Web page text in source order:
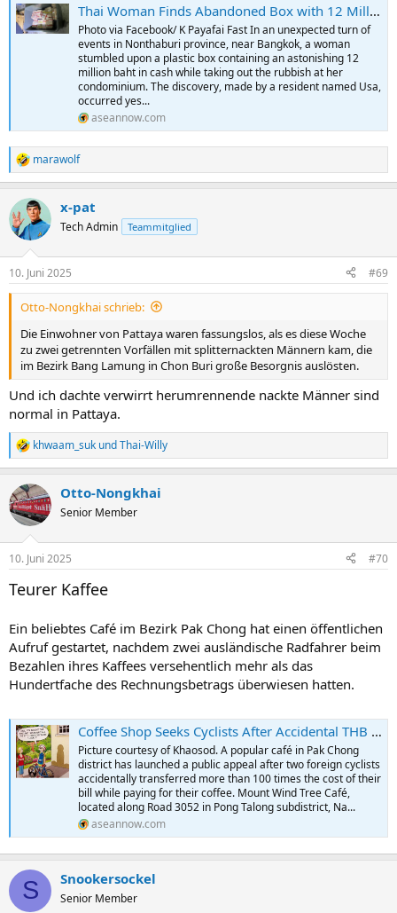
Thai Woman Finds Abandoned Box with 12 Million Baht in Condo Waste Area
Photo via Facebook/ K Payafai Fast In an unexpected turn of
events in Nonthaburi province, near Bangkok, a woman
stumbled upon a plastic box containing an astonishing 12
million baht in cash while taking out the rubbish at her
condominium. The discovery, made by a resident named Usa,
occurred yes...
aseannow.com
R
e
k
t
i
e
n
marawolf
x-pat
Tech Admin Teammitglied
10. Juni 2025 #69
Otto-Nongkhai schrieb:
Die Einwohner von Pattaya waren fassungslos, als es diese Woche
zu zwei getrennten Vorfällen mit splitternackten Männern kam, die
im Bezirk Bang Lamung in Chon Buri große Besorgnis auslösten.
Und ich dachte verwirrt herumrennende nackte Männer sind
normal in Pattaya.
R
e
k
t
i
e
khwaam_suk undThai-Willy
Otto-Nongkhai
Senior Member
10. Juni 2025 #70
Teurer Kaffee
Ein beliebtes Café im Bezirk Pak Chong hat einen öffentlichen
Aufruf gestartet, nachdem zwei ausländische Radfahrer beim
Bezahlen ihres Kaffees versehentlich mehr als das
Hundertfache des Rechnungsbetrags überwiesen hatten.
Coffee Shop Seeks Cyclists After Accidental THB 22,150 Payment for THB 221 Coffee
Picture courtesy of Khaosod. A popular café in Pak Chong
district has launched a public appeal after two foreign cyclists
accidentally transferred more than 100 times the cost of their
bill while paying for their coffee. Mount Wind Tree Café,
located along Road 3052 in Pong Talong subdistrict, Na...
aseannow.com
S Snookersockel
Senior Member